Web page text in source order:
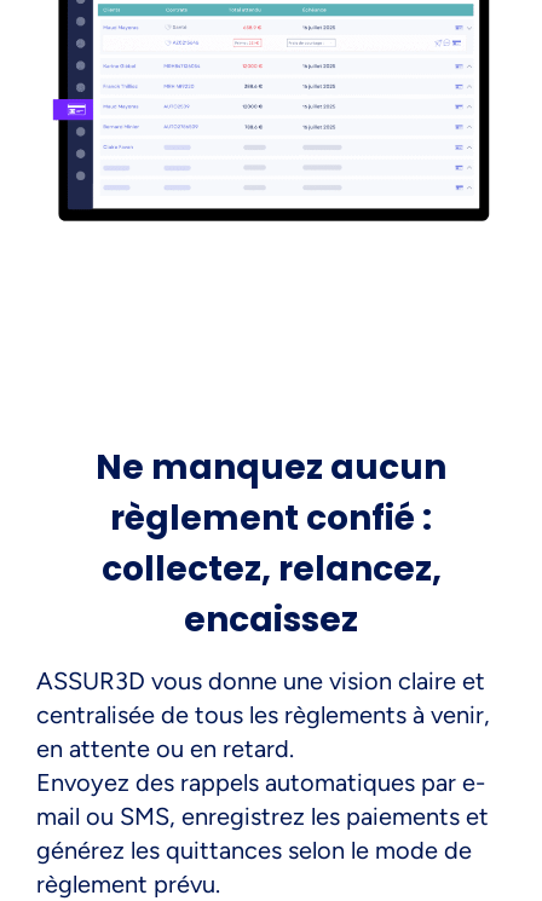
Ne manquez aucun
règlement confié :
collectez, relancez,
encaissez
ASSUR3D vous donne une vision claire et
centralisée de tous les règlements à venir,
en attente ou en retard.
Envoyez des rappels automatiques par e-
mail ou SMS, enregistrez les paiements et
générez les quittances selon le mode de
règlement prévu.